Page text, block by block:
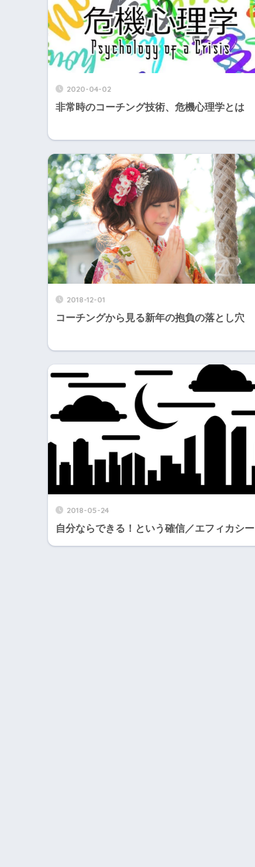
2020-04-02
非常時のコーチング技術、危機心理学とは
2018-12-01
コーチングから見る新年の抱負の落とし穴
2018-05-24
自分ならできる！という確信／エフィカシー